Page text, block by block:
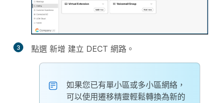
3 點選 新增 建立 DECT 網路。
如果您已有單小區或多小區網絡，
可以使用遷移精靈輕鬆轉換為新的